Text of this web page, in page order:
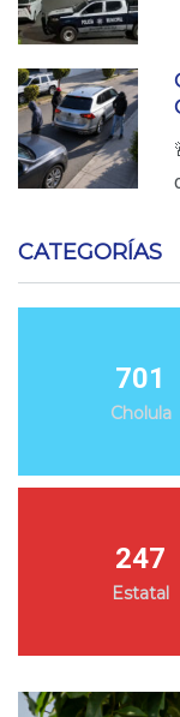
CATEGORÍAS
701
Cholula
247
Estatal